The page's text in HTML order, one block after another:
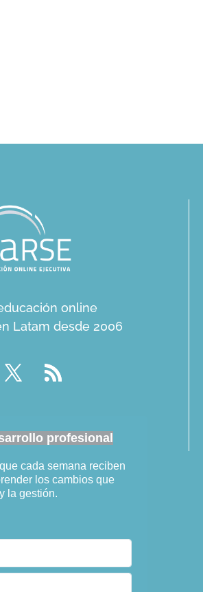
online
Latam desde 2006
profesional
cada semana reciben
los cambios que
la gestión.